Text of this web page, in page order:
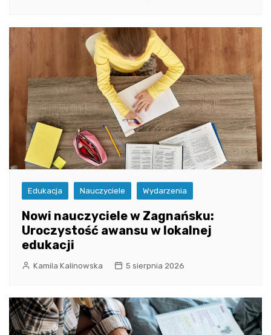
Edukacja Nauczyciele Wydarzenia
Nowi nauczyciele w Zagnańsku:
Uroczystość awansu w lokalnej
edukacji
Kamila Kalinowska 5 sierpnia 2026